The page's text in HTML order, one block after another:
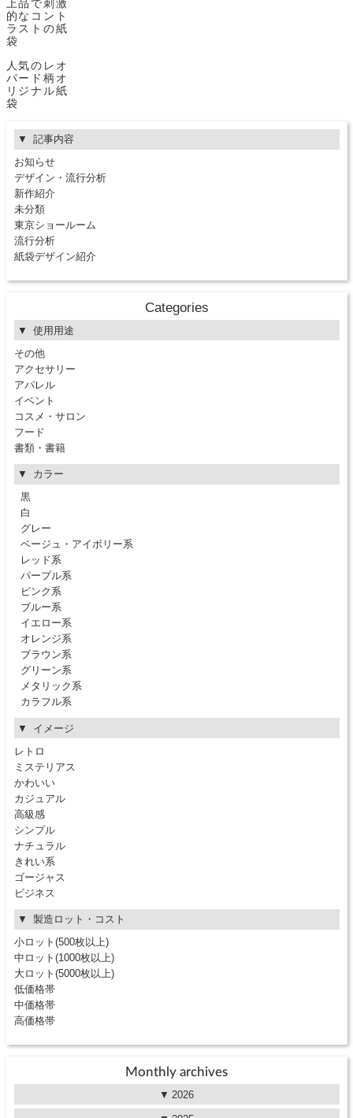
上品で刺激
的なコント
ラストの紙
袋
人気のレオ
パード柄オ
リジナル紙
袋
記事内容
お知らせ
デザイン・流行分析
新作紹介
未分類
東京ショールーム
流行分析
紙袋デザイン紹介
Categories
使用用途
その他
アクセサリー
アパレル
イベント
コスメ・サロン
フード
書類・書籍
カラー
黒
白
グレー
ベージュ・アイボリー系
レッド系
パープル系
ピンク系
ブルー系
イエロー系
オレンジ系
ブラウン系
グリーン系
メタリック系
カラフル系
イメージ
レトロ
ミステリアス
かわいい
カジュアル
高級感
シンプル
ナチュラル
きれい系
ゴージャス
ビジネス
製造ロット・コスト
小ロット(500枚以上)
中ロット(1000枚以上)
大ロット(5000枚以上)
低価格帯
中価格帯
高価格帯
Monthly archives
2026